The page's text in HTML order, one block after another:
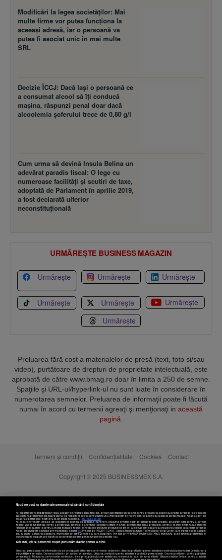
Modificări la legea societăţilor: Mai
multe firme vor putea funcţiona la
aceeaşi adresă, iar o persoană va
putea fi asociat unic în mai multe
SRL
Decizie ÎCCJ: Dacă laşi o persoană ce
a consumat alcool să îţi conducă
maşina, răspunzi penal doar dacă
alcoolemia şoferului trece de 0,80 g/l
Cum urma să devină Insula Belina un
adevărat paradis fiscal: O lege cu
numeroase facilităţi şi scutiri de taxe,
adoptată de Parlament în aprilie 2019,
a fost declarată ulterior
neconstituţională
URMĂREȘTE BUSINESS MAGAZIN
Urmărește Urmărește Urmărește
Urmărește Urmărește
Urmărește
Urmărește
Preluarea fără cost a materialelor de presă (text, foto si/sau
video), purtătoare de drepturi de proprietate intelectuală, este
aprobată de către www.bmag.ro doar în limita a 250 de semne.
Spaţiile şi URL-ul/hyperlink-ul nu sunt luate în considerare în
numerotarea semnelor. Preluarea de informaţii poate fi făcută
numai în acord cu termenii agreaţi şi menţionaţi in această
pagină
Termeni și condiții Confidențialitate Cookies Contact
Copyright © 2025 BUSINESSMEX S.A.
Nouă ne pasă ca datele tale personale să rămână confidențiale
Noi și partenerii noștri589stocăm și/sau accesăm informații pe dispozitivul dvs., precum identificatorii cookie unici pentru prelucrarea datelor cu caracter personal. Puteți accepta
sau gestiona preferințele dvs. făcând clic mai jos, respectiv vă puteți opune utilizării unui interes legitim în orice moment pe pagina cu politica de confidențialitate. Aceste alegeri vor
fi raportate partenerilor noștri și nu vă vor afecta navigarea.
Mai multe detalii
Noi si partenerii nostri (retelele de socializare si agentiile de publicitate partenere, precum si furnizorii nostri de servicii de date analitice) prelucram date pentru a permite
website-ului sa functioneze, pentru a personaliza continutul si anunturile publicitare afisate in functie de interesele si/sau profilul dvs., pentru a va oferi functionalitati aferente
retelelor de socializare si pentru a analiza traficul pe website. Beneficiati de drepturile prevazute de art. 15-22 din GDPR in legatura cu prelucrarea datelor cu caracter personal.
Aceste drepturi pot fi exercitate prin modalitatea indicataaici. Prin click pe “ACCEPT TOATE”, acceptati folosirea tuturor Tehnologiilor de tip Cookie, care implica inclusiv acceptul
dvs. cu privire la stocarea/accesarea informatiilor de catre Vendor-ii cu care colaboram. Prin click pe “VREAU SA MODIFIC SETARILE INDIVIDUAL” puteti schimba preferintele in
mod individual, mai putin cele legate de cookie strict necesare pentru functionarea website-ului.
Atât noi, cât și partenerii noștri prelucrăm datele pentru a oferi:
Stocarea și/sau accesarea informațiilor de pe un dispozitiv. Măsurarea performanței reclamelor. Utilizarea profilurilor pentru selectarea conținutului personalizat. Dezvoltarea și
îmbunătățirea serviciilor. Crearea profilurilor de conținut personalizat. Utilizarea profilurilor pentru selectarea publicității personalizate. Crearea profilurilor pentru publicitate
personalizată. Măsurarea performanței conținutului. Înțelegerea publicului prin statistici sau combinații de date din surse diferite. Utilizarea datelor limitate pentru a selecta